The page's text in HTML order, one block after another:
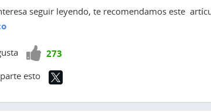
seguir leyendo, te recomendamos este
¡Vota273
esto